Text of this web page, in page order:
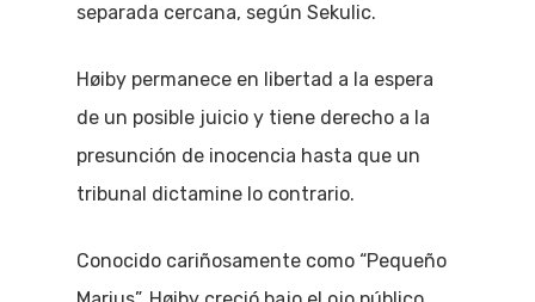
separada cercana, según Sekulic.
Høiby permanece en libertad a la espera
de un posible juicio y tiene derecho a la
presunción de inocencia hasta que un
tribunal dictamine lo contrario.
Conocido cariñosamente como “Pequeño